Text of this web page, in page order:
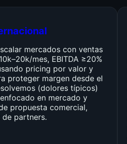
mercados con ventas
mes, EBITDA ≥20%
pricing por valor y
proteger margen desde el
(dolores típicos)
en mercado y
propuesta comercial,
de partners.